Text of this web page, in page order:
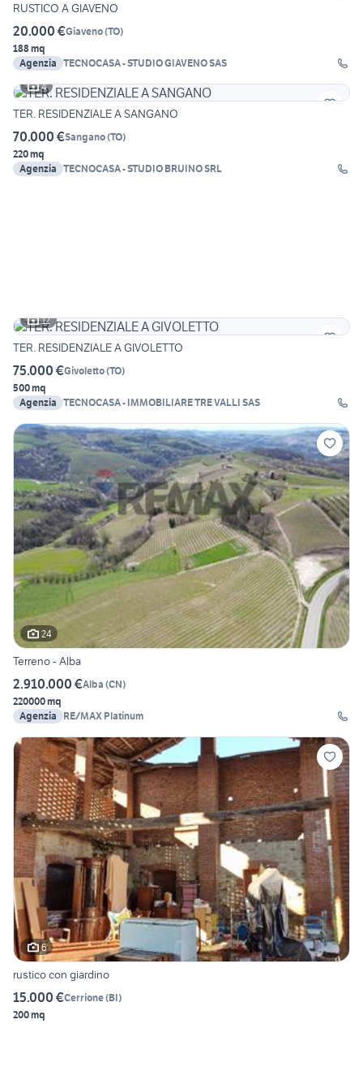
RUSTICO A GIAVENO
20.000 €Giaveno(TO)
188 mq
Agenzia
TECNOCASA - STUDIO GIAVENO SAS
4
TER. RESIDENZIALE A SANGANO
70.000 €Sangano(TO)
220 mq
Agenzia
TECNOCASA - STUDIO BRUINO SRL
12
TER. RESIDENZIALE A GIVOLETTO
75.000 €Givoletto(TO)
500 mq
Agenzia TECNOCASA - IMMOBILIARE TRE VALLI SAS
24
Terreno - Alba
2.910.000 €Alba (CN)
220000 mq
Agenzia
RE/MAX Platinum
6
rustico con giardino
15.000 €Cerrione(BI)
200 mq